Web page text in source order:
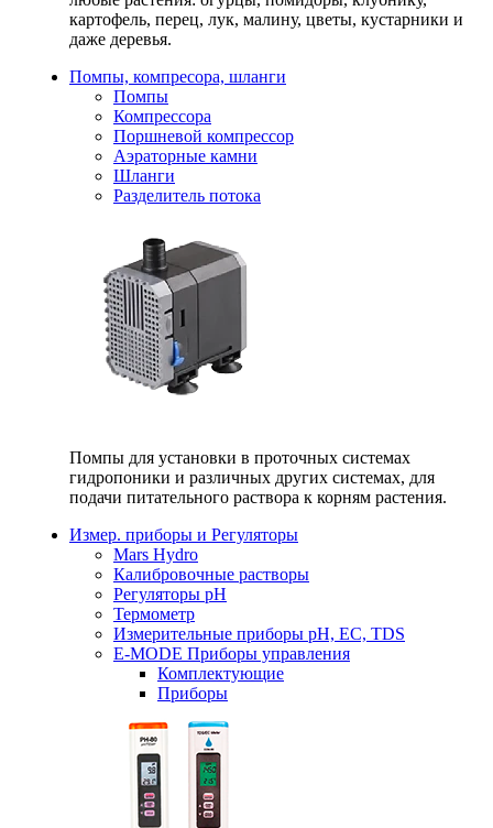
картофель, перец, лук, малину, цветы, кустарники и
даже деревья.
Помпы, компресора, шланги
Помпы
Компрессора
Поршневой компрессор
Аэраторные камни
Шланги
Разделитель потока
Помпы для установки в проточных системах
гидропоники и различных других системах, для
подачи питательного раствора к корням растения.
Измер. приборы и Регуляторы
Mars Hydro
Калибровочные растворы
Регуляторы рН
Термометр
Измерительные приборы pH, EC, TDS
E-MODE Приборы управления
Комплектующие
Приборы